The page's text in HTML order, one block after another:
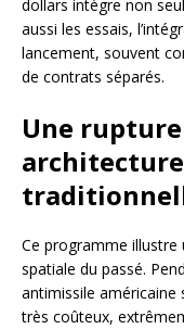
dollars intègre non
aussi les essais,
lancement, souvent
de contrats séparés.
Une
Ce programme illustre
spatiale du passé.
antimissile américaine
très coûteux,